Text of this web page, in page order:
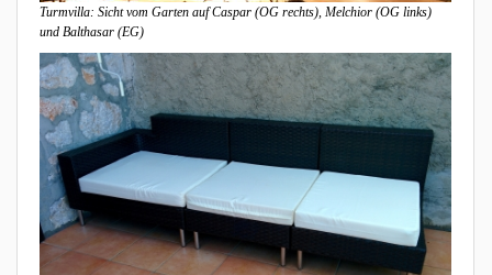
Turmvilla: Sicht vom Garten auf Caspar (OG rechts), Melchior (OG links)
und Balthasar (EG)